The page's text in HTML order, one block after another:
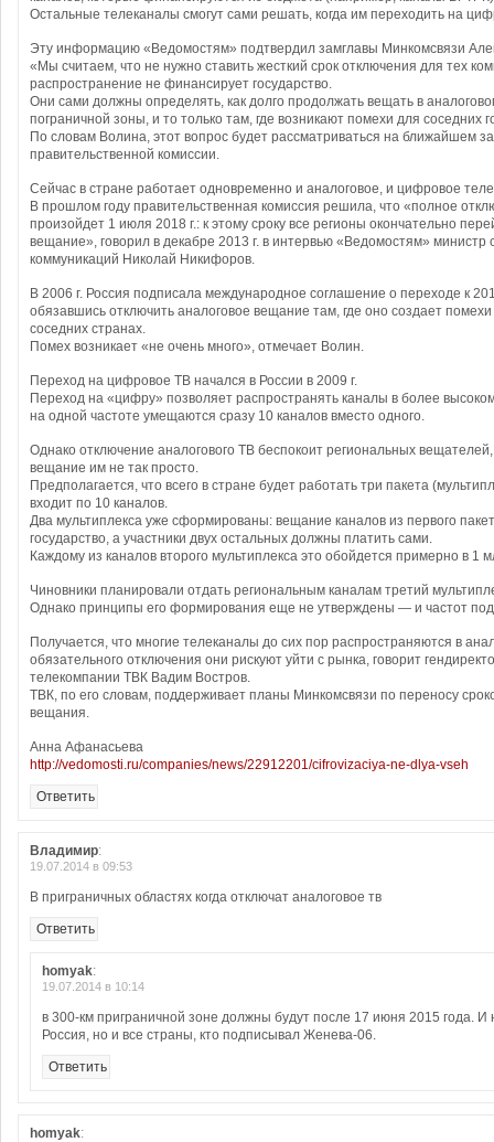
Остальные телеканалы смогут сами решать, когда им переходить на
Эту информацию «Ведомостям» подтвердил замглавы Минкомсвязи
«Мы считаем, что не нужно ставить жесткий срок отключения для тех
распространение не финансирует государство.
Они сами должны определять, как долго продолжать вещать в
пограничной зоны, и то только там, где возникают помехи для соседних
По словам Волина, этот вопрос будет рассматриваться на ближайшем
правительственной комиссии.
Сейчас в стране работает одновременно и аналоговое, и цифровое
В прошлом году правительственная комиссия решила, что «полное
произойдет 1 июля 2018 г.: к этому сроку все регионы окончательно
вещание», говорил в декабре 2013 г. в интервью «Ведомостям» министр
коммуникаций Николай Никифоров.
В 2006 г. Россия подписала международное соглашение о переходе к
обязавшись отключить аналоговое вещание там, где оно создает
соседних странах.
Помех возникает «не очень много», отмечает Волин.
Переход на цифровое ТВ начался в России в 2009 г.
Переход на «цифру» позволяет распространять каналы в более
на одной частоте умещаются сразу 10 каналов вместо одного.
Однако отключение аналогового ТВ беспокоит региональных
вещание им не так просто.
Предполагается, что всего в стране будет работать три пакета
входит по 10 каналов.
Два мультиплекса уже сформированы: вещание каналов из первого
государство, а участники двух остальных должны платить сами.
Каждому из каналов второго мультиплекса это обойдется примерно в 1
Чиновники планировали отдать региональным каналам третий
Однако принципы его формирования еще не утверждены — и частот под
Получается, что многие телеканалы до сих пор распространяются в
обязательного отключения они рискуют уйти с рынка, говорит
телекомпании ТВК Вадим Востров.
ТВК, по его словам, поддерживает планы Минкомсвязи по переносу
вещания.
Анна Афанасьева
http://vedomosti.ru/companies/news/22912201/cifrovizaciya-ne-dlya-vseh
Ответить
Владимир:
19.07.2014 в 09:53
В приграничных областях когда отключат аналоговое тв
Ответить
homyak:
19.07.2014 в 10:14
в 300-км приграничной зоне должны будут после 17 июня 2015 года. И
Россия, но и все страны, кто подписывал Женева-06.
Ответить
homyak: